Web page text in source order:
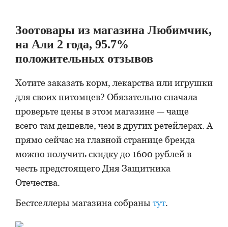
Зоотовары из магазина Любимчик,
на Али 2 года, 95.7%
положительных отзывов
Хотите заказать корм, лекарства или игрушки
для своих питомцев? Обязательно сначала
проверьте цены в этом магазине — чаще
всего там дешевле, чем в других ретейлерах. А
прямо сейчас на главной странице бренда
можно получить скидку до 1600 рублей в
честь предстоящего Дня Защитника
Отечества.
Бестселлеры магазина собраны тут.